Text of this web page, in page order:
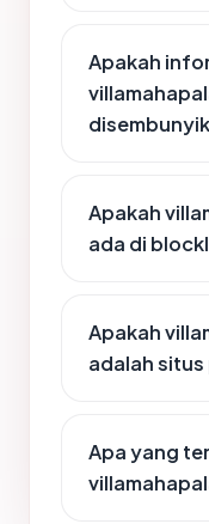
Apakah
Apakah
ada di
Apakah
adalah
Apa yang